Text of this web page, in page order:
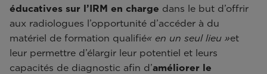
éducatives sur l’IRM en charge dans le but d’offrir
aux radiologues l’opportunité d’accéder à du
matériel de formation qualifié« en un seul lieu »et
leur permettre d’élargir leur potentiel et leurs
capacités de diagnostic afin d’améliorer le